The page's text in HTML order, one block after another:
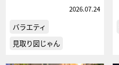
2026.07.24
バラエティ
見取り図じゃん